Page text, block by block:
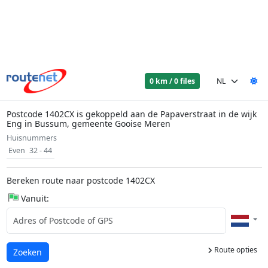
0 km / 0 files
Postcode 1402CX is gekoppeld aan de Papaverstraat in de wijk
Eng in Bussum, gemeente Gooise Meren
Huisnummers
Even 32 - 44
Bereken route naar postcode 1402CX
Vanuit:
Route opties
Laden...
Zoeken